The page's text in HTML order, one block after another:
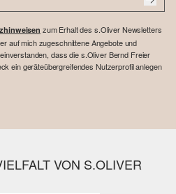
zum Erhalt des s.Oliver Newsletters
auf mich zugeschnittene Angebote und
dass die s.Oliver Bernd Freier
ein geräteübergreifendes Nutzerprofil anlegen
VON S.OLIVER